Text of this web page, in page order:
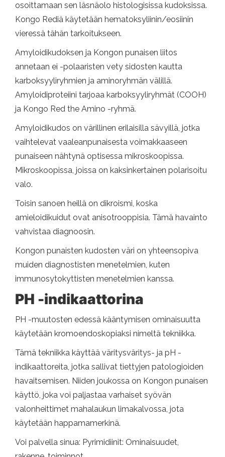
osoittamaan sen läsnäolo histologisissa kudoksissa.
Kongo Rediä käytetään hematoksyliinin/eosiinin
vieressä tähän tarkoitukseen.
Amyloidikudoksen ja Kongon punaisen liitos
annetaan ei -polaaristen vety sidosten kautta
karboksyyliryhmien ja aminoryhmän välillä.
Amyloidiproteiini tarjoaa karboksyyliryhmät (COOH)
ja Kongo Red the Amino -ryhmä.
Amyloidikudos on värillinen erilaisilla sävyillä, jotka
vaihtelevat vaaleanpunaisesta voimakkaaseen
punaiseen nähtynä optisessa mikroskoopissa.
Mikroskoopissa, joissa on kaksinkertainen polarisoitu
valo.
Toisin sanoen heillä on dikroismi, koska
amieloidikuidut ovat anisotrooppisia. Tämä havainto
vahvistaa diagnoosin.
Kongon punaisten kudosten väri on yhteensopiva
muiden diagnostisten menetelmien, kuten
immunosytokyttisten menetelmien kanssa.
PH -indikaattorina
PH -muutosten edessä kääntymisen ominaisuutta
käytetään kromoendoskopiaksi nimeltä tekniikka.
Tämä tekniikka käyttää väritysväritys- ja pH -
indikaattoreita, jotka sallivat tiettyjen patologioiden
havaitsemisen. Niiden joukossa on Kongon punaisen
käyttö, joka voi paljastaa varhaiset syövän
valonheittimet mahalaukun limakalvossa, jota
käytetään happamamerkinä.
Voi palvella sinua: Pyrimidiinit: Ominaisuudet,